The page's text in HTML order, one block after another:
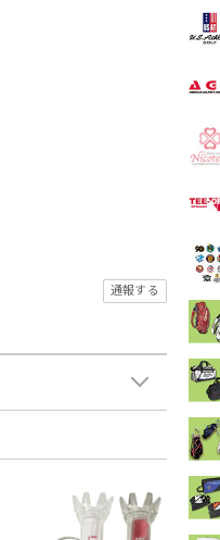
通報する